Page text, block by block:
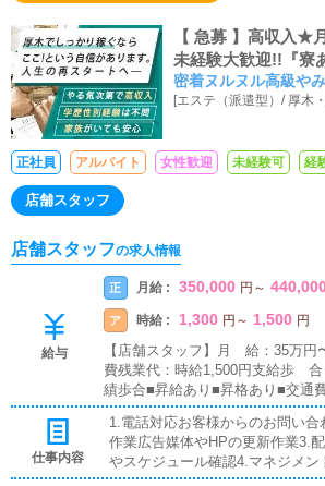
【 急募 】高収入★
未経験大歓迎!!『寮
利厚生』『有給休暇
密着ヌルヌル高級や
[エステ（派遣型）/ 厚木
正社員 アルバイト 女性歓迎 未経験可 経
店舗スタッフ
店舗スタッフの求人情報
給与
正 月給 : 350,000 円 ～
ア 時給 : 1,300 円 ～ 1,500 円
【店舗スタッフ】月 給：35万円
費残業代：時給1,500円支給歩
績歩合■昇給あり■昇格あり■交通
休暇あり店長プロジェクト★入社
可能！店舗展開に力を入れている
能力次第で即ポストをご用意しま
仕事内容
1.電話対応お客様からのお問い
作業広告媒体やHPの更新作業3.
やスケジュール確認4.マネジメン
ケジュール確認5.その他円滑な